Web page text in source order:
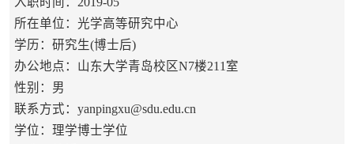
所在单位：光学高等研究中心
学历：研究生(博士后)
办公地点：山东大学青岛校区N7楼211室
性别：男
联系方式： yanpingxu@sdu.edu.cn
学位：理学博士学位